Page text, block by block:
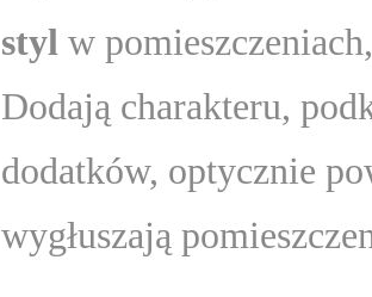
styl w
Dodają charakteru,
dodatków, optycznie
wygłuszają